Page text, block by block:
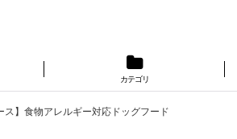
カテゴリ
ス】食物アレルギー対応ドッグフード